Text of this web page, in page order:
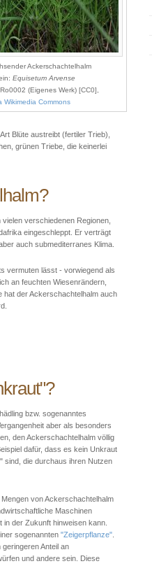
Ackerschachtelhalm
Equisetum Arvense
(Eigenes Werk) [CC0],
Wikimedia Commons
Blüte austreibt (fertiler Trieb),
grünen Triebe, die keinerlei
verschiedenen Regionen,
eingeschleppt. Er verträgt
auch submediterranes Klima.
vermuten lässt - vorwiegend als
an feuchten Wiesenrändern,
hat der Ackerschachtelhalm auch
bzw. sogenanntes
aber als besonders
den Ackerschachtelhalm völlig
dafür, dass es kein Unkraut
sind, die durchaus ihren Nutzen
von Ackerschachtelhalm
Maschinen
der Zukunft hinweisen kann.
sogenannten "Zeigerpflanze"
Anteil an
und andere sein. Diese